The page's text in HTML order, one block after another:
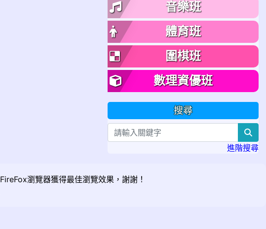
音樂班
體育班
圍棋班
數理資優班
搜尋
進階搜尋
FireFox瀏覽器獲得最佳瀏覽效果，謝謝！